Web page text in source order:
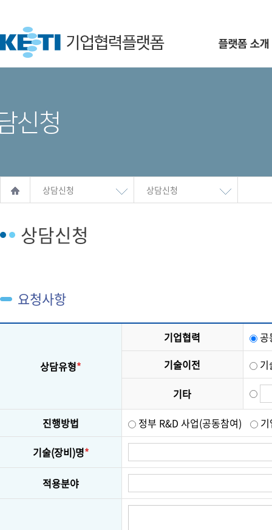
상담신청 상담신청
상담신청
요청사항
상담유형*
기업협력
기술이전
기
기타
진행방법
정부 R&D 사업(공동참여)
기술(장비)명*
적용분야